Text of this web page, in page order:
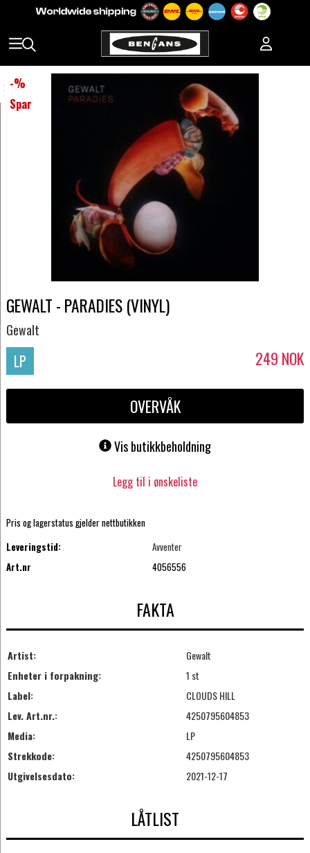
-%
Spar
GEWALT - PARADIES (VINYL)
Gewalt
LP 249 NOK
OVERVÅK
Vis butikkbeholdning
Legg til i ønskeliste
Pris og lagerstatus gjelder nettbutikken
Leveringstid:
Avventer
Art.nr
4056556
FAKTA
Artist:
Gewalt
Enheter i forpakning:
1 st
Label:
CLOUDS HILL
Lev. Art.nr.:
4250795604853
Media:
LP
Strekkode:
4250795604853
Utgivelsesdato:
2021-12-17
LÅTLIST